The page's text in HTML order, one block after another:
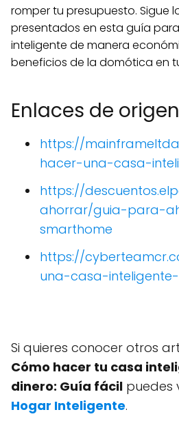
romper tu presupuesto. Sigue
presentados en esta guía
inteligente de manera
beneficios de la domótica en
Enlaces de origen
https://
hacer-una-casa-
https://
ahorrar/guia-para-
smarthome
https://
una-casa-
Si quieres conocer otros
Cómo hacer tu casa
dinero: Guía fácil puedes
Hogar Inteligente.